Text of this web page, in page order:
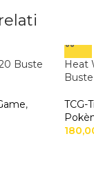
Buste
,
Heat
TCG-